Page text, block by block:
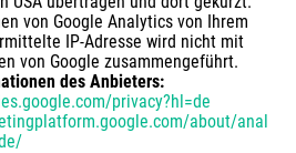
von Google Analytics von Ihrem
IP-Adresse wird nicht mit
von Google zusammengeführt.
des Anbieters:
privacy?hl=de
about/anal